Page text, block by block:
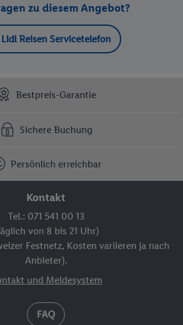
zu diesem Angebot?
Lidl Reisen Servicetelefon
Bestpreis-Garantie
Sichere Buchung
Persönlich erreichbar
Kontakt
Tel.: 071 541 00 13
von 8 bis 21 Uhr)
Festnetz, Kosten variieren ja nach
Anbieter).
und Meldesystem
FAQ